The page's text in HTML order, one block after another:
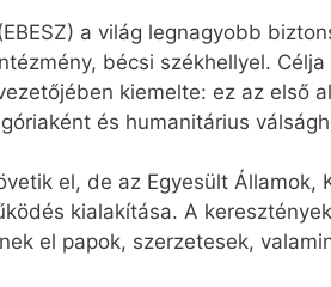
a világ legnagyobb
bécsi székhellyel.
kiemelte: ez az első
és humanitárius
el, de az Egyesült Államok,
kialakítása. A
el papok, szerzetesek,